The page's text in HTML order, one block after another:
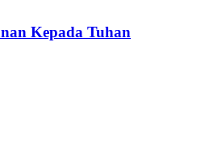
Kepada Tuhan